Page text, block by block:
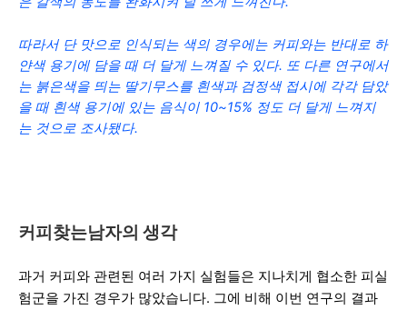
따라서 단 맛으로 인식되는 색의 경우에는 커피와는 반대로 하
얀색 용기에 담을 때 더 달게 느껴질 수 있다. 또 다른 연구에서
는 붉은색을 띄는 딸기무스를 흰색과 검정색 접시에 각각 담았
을 때 흰색 용기에 있는 음식이 10~15% 정도 더 달게 느껴지
는 것으로 조사됐다.
커피찾는남자의 생각
과거 커피와 관련된 여러 가지 실험들은 지나치게 협소한 피실
험군을 가진 경우가 많았습니다. 그에 비해 이번 연구의 결과